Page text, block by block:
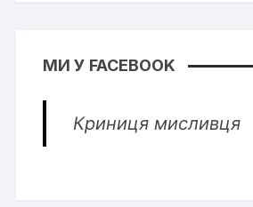
МИ У FACEBOOK
Криниця мисливця